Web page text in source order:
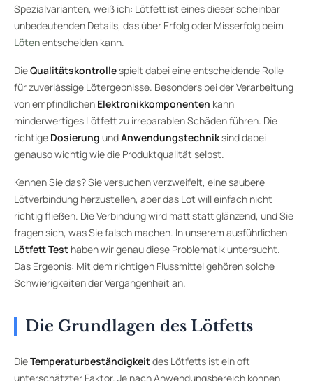
Spezialvarianten, weiß ich: Lötfett ist eines dieser scheinbar
unbedeutenden Details, das über Erfolg oder Misserfolg beim
Lötenentscheiden kann.
DieQualitätskontrollespielt dabei eine entscheidende Rolle
für zuverlässige Lötergebnisse. Besonders bei der Verarbeitung
von empfindlichen Elektronikkomponenten kann
minderwertiges Lötfett zu irreparablen Schäden führen. Die
richtige Dosierung undAnwendungstechniksind dabei
genauso wichtig wie die Produktqualität selbst.
Kennen Sie das? Sie versuchen verzweifelt, eine saubere
Lötverbindung herzustellen, aber das Lot will einfach nicht
richtig fließen. Die Verbindung wird matt statt glänzend, und Sie
fragen sich, was Sie falsch machen. In unserem ausführlichen
Lötfett Test haben wir genau diese Problematik untersucht.
Das Ergebnis: Mit dem richtigen Flussmittel gehören solche
Schwierigkeiten der Vergangenheit an.
Die Grundlagen des Lötfetts
DieTemperaturbeständigkeitdes Lötfetts ist ein oft
unterschätzter Faktor. Je nach Anwendungsbereich können